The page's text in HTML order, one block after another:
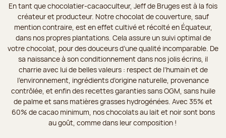
En tant que chocolatier-cacaoculteur, Jeff de Bruges est à la fois
créateur et producteur. Notre chocolat de couverture, sauf
mention contraire, est en effet cultivé et récolté en Équateur,
dans nos propres plantations. Cela assure un suivi optimal de
votre chocolat, pour des douceurs d’une qualité incomparable. De
sa naissance à son conditionnement dans nos jolis écrins, il
charrie avec lui de belles valeurs : respect de l’humain et de
l’environnement, ingrédients d’origine naturelle, provenance
contrôlée, et enfin des recettes garanties sans OGM, sans huile
de palme et sans matières grasses hydrogénées. Avec 35% et
60% de cacao minimum, nos chocolats au lait et noir sont bons
au goût, comme dans leur composition !